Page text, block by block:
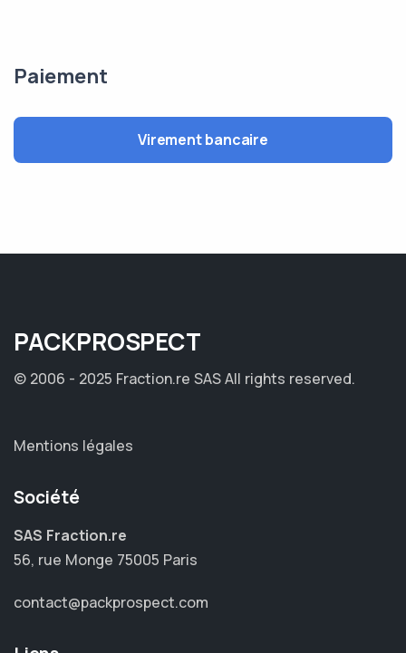
Paiement
Virement bancaire
PACKPROSPECT
© 2006 - 2025 Fraction.re SASAll rights reserved.
Mentions légales
Société
SAS Fraction.re
56, rue Monge 75005 Paris
contact@packprospect.com